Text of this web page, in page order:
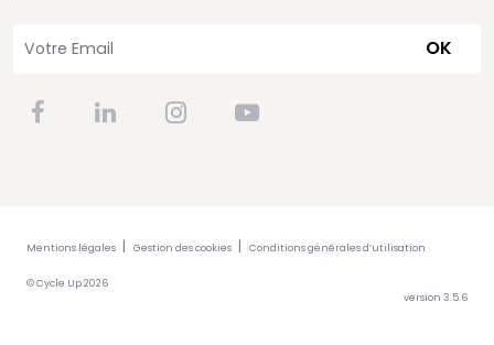
OK
Mentions légales Gestion des cookies Conditions générales d’utilisation
© Cycle Up 2026
version 3.5.6